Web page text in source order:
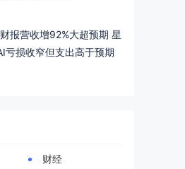
报营收增92%大超预期 星
亏损收窄但支出高于预期
财经